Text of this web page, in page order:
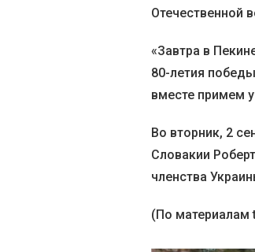
Отечественной
«Завтра в
80-летия
вместе примем
Во вторник, 2
Словакии
членства
(По материалам